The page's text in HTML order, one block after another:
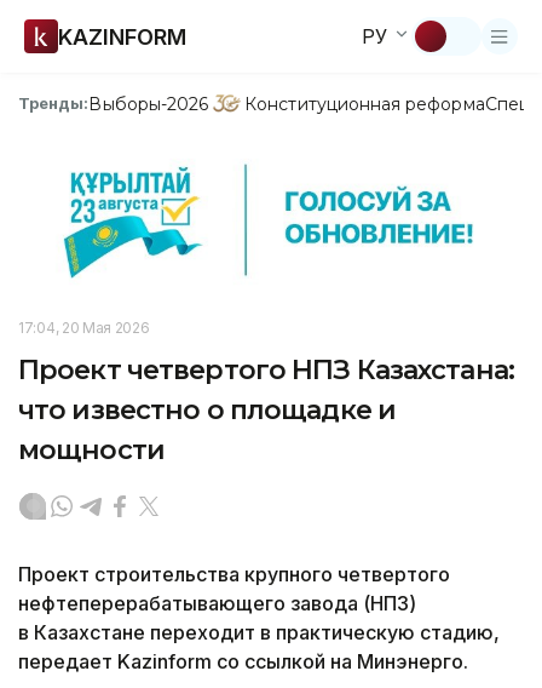
KAZINFORM РУ
Тренды:Выборы-2026 Конституционная реформа
17:04, 20 Мая 2026
Проект четвертого НПЗ Казахстана:
что известно о площадке и
мощности
Проект строительства крупного четвертого
нефтеперерабатывающего завода (НПЗ)
в Казахстане переходит в практическую стадию,
передает Kazinform со ссылкой на Минэнерго.